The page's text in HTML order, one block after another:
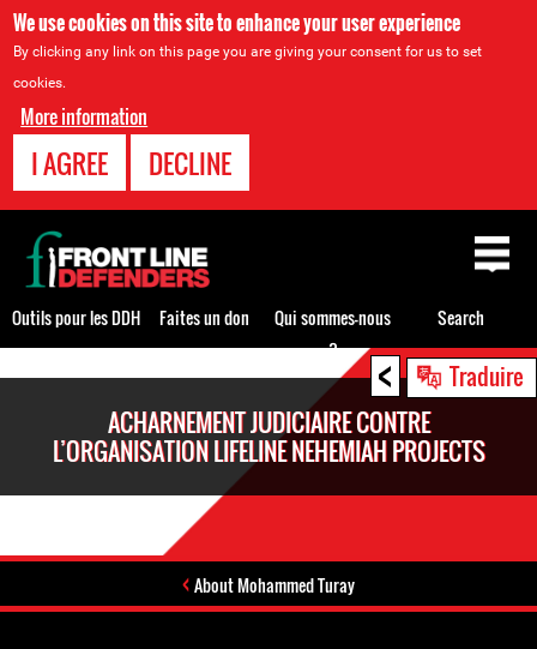
We use cookies on this site to enhance your user experience
By clicking any link on this page you are giving your consent for us to set
cookies.
More information
I AGREE DECLINE
< Traduire
ACHARNEMENT JUDICIAIRE CONTRE
L’ORGANISATION LIFELINE NEHEMIAH PROJECTS
About Mohammed Turay
Back
to
top
Outils pour les DDH Faites un don
Qui sommes-nous
?
Search